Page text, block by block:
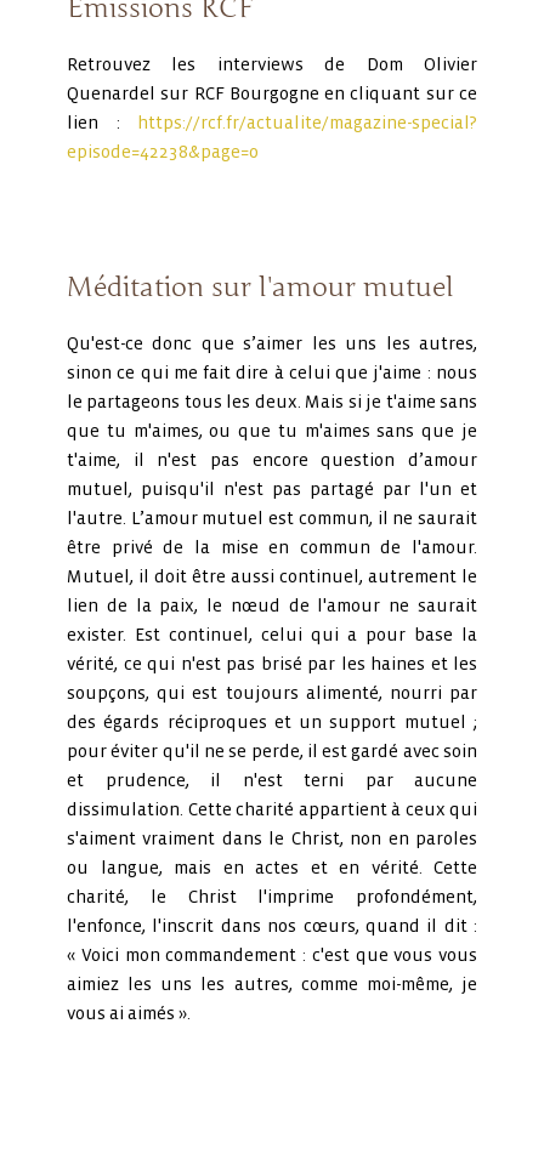
Emissions RCF
Retrouvez les interviews de Dom Olivier
Quenardel sur RCF Bourgogne en cliquant sur ce
lien :
https://rcf.fr/actualite/magazine-special?
episode=42238&page=0
Méditation sur l'amour mutuel
Qu'est-ce donc que s’aimer les uns les autres,
sinon ce qui me fait dire à celui que j'aime : nous
le partageons tous les deux. Mais si je t'aime sans
que tu m'aimes, ou que tu m'aimes sans que je
t'aime, il n'est pas encore question d’amour
mutuel, puisqu'il n'est pas partagé par l'un et
l'autre. L’amour mutuel est commun, il ne saurait
être privé de la mise en commun de l'amour.
Mutuel, il doit être aussi continuel, autrement le
lien de la paix, le nœud de l'amour ne saurait
exister. Est continuel, celui qui a pour base la
vérité, ce qui n'est pas brisé par les haines et les
soupçons, qui est toujours alimenté, nourri par
des égards réciproques et un support mutuel ;
pour éviter qu'il ne se perde, il est gardé avec soin
et prudence, il n'est terni par aucune
dissimulation. Cette charité appartient à ceux qui
s'aiment vraiment dans le Christ, non en paroles
ou langue, mais en actes et en vérité. Cette
charité, le Christ l'imprime profondément,
l'enfonce, l'inscrit dans nos cœurs, quand il dit :
« Voici mon commandement : c'est que vous vous
aimiez les uns les autres, comme moi-même, je
vous ai aimés ».